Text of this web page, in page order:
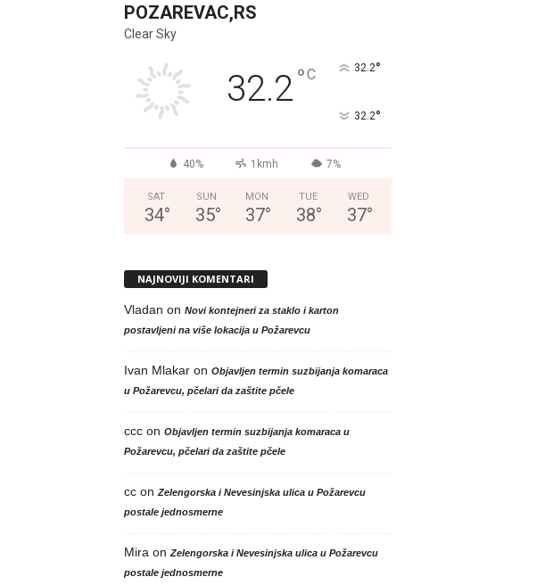
POZAREVAC,RS
Clear Sky
32.2°C 32.2°
32.2°
40% 1kmh 7%
SAT
34°
SUN
35°
MON
37°
TUE
38°
WED
37°
NAJNOVIJI KOMENTARI
Vladan on Novi kontejneri za staklo i karton
postavljeni na više lokacija u Požarevcu
Ivan Mlakaron Objavljen termin suzbijanja komaraca
u Požarevcu, pčelari da zaštite pčele
cccon Objavljen termin suzbijanja komaraca u
Požarevcu, pčelari da zaštite pčele
ccon Zelengorska i Nevesinjska ulica u Požarevcu
postale jednosmerne
Mira on Zelengorska i Nevesinjska ulica u Požarevcu
postale jednosmerne